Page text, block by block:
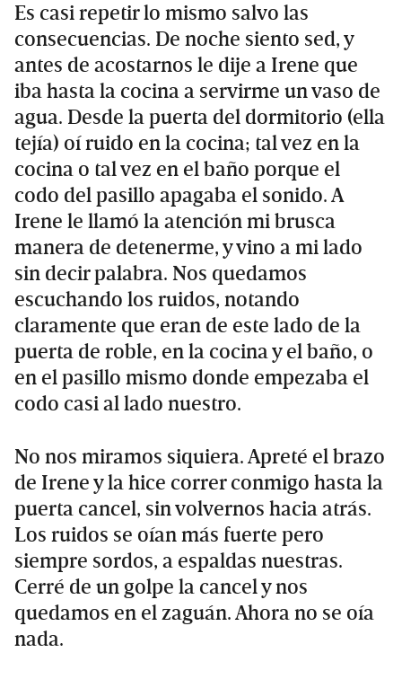
Es casi repetir lo mismo salvo las
consecuencias. De noche siento sed, y
antes de acostarnos le dije a Irene que
iba hasta la cocina a servirme un vaso de
agua. Desde la puerta del dormitorio (ella
tejía) oí ruido en la cocina; tal vez en la
cocina o tal vez en el baño porque el
codo del pasillo apagaba el sonido. A
Irene le llamó la atención mi brusca
manera de detenerme, y vino a mi lado
sin decir palabra. Nos quedamos
escuchando los ruidos, notando
claramente que eran de este lado de la
puerta de roble, en la cocina y el baño, o
en el pasillo mismo donde empezaba el
codo casi al lado nuestro.
No nos miramos siquiera. Apreté el brazo
de Irene y la hice correr conmigo hasta la
puerta cancel, sin volvernos hacia atrás.
Los ruidos se oían más fuerte pero
siempre sordos, a espaldas nuestras.
Cerré de un golpe la cancel y nos
quedamos en el zaguán. Ahora no se oía
nada.